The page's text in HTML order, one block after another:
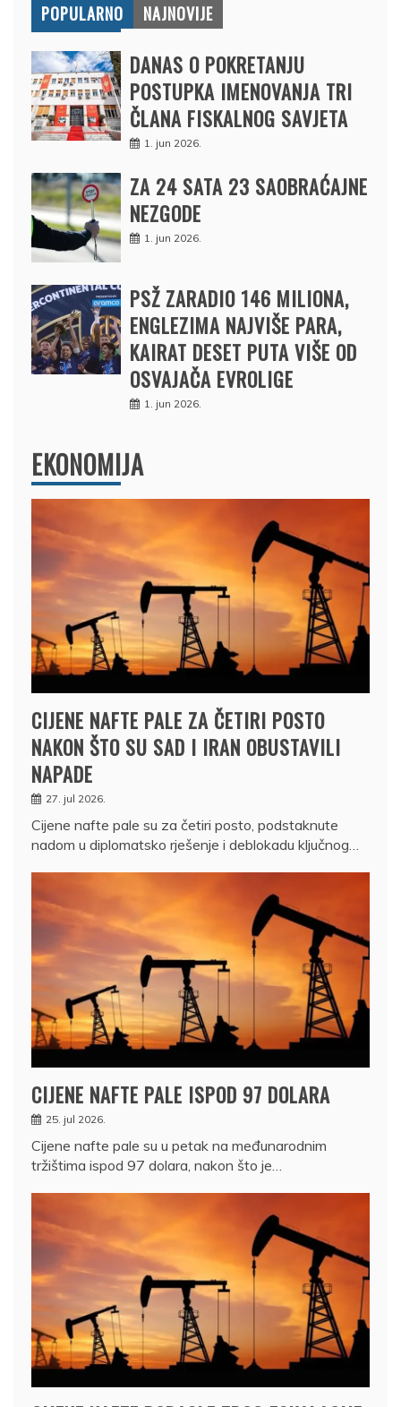
POPULARNO NAJNOVIJE
DANAS O POKRETANJU
POSTUPKA IMENOVANJA TRI
ČLANA FISKALNOG SAVJETA
1. jun 2026.
ZA 24 SATA 23 SAOBRAĆAJNE
NEZGODE
1. jun 2026.
PSŽ ZARADIO 146 MILIONA,
ENGLEZIMA NAJVIŠE PARA,
KAIRAT DESET PUTA VIŠE OD
OSVAJAČA EVROLIGE
1. jun 2026.
EKONOMIJA
CIJENE NAFTE PALE ZA ČETIRI POSTO
NAKON ŠTO SU SAD I IRAN OBUSTAVILI
NAPADE
27. jul 2026.
Cijene nafte pale su za četiri posto, podstaknute
nadom u diplomatsko rješenje i deblokadu ključnog…
CIJENE NAFTE PALE ISPOD 97 DOLARA
25. jul 2026.
Cijene nafte pale su u petak na međunarodnim
tržištima ispod 97 dolara, nakon što je…